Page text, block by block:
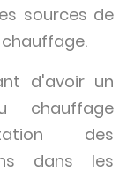
sources de
d'avoir un
chauffage
des
dans les